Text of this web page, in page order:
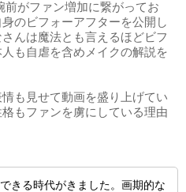
前がファン増加に繋がってお
のビフォーアフターを公開し
んは魔法とも言えるほどビフ
も自虐を含めメイクの解説を
も見せて動画を盛り上げてい
もファンを虜にしている理由
きる時代がきました。画期的な